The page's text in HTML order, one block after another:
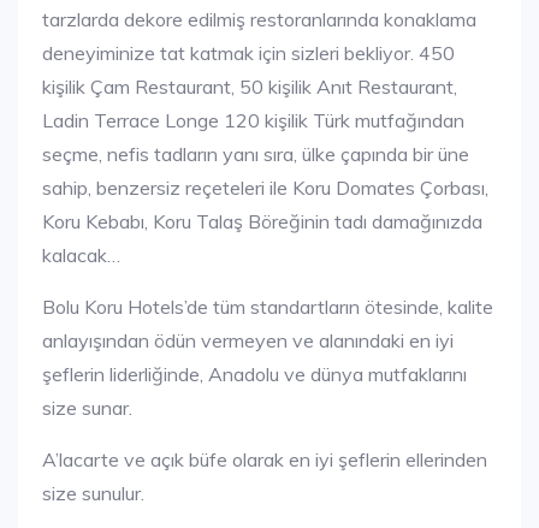
tarzlarda dekore edilmiş restoranlarında konaklama
deneyiminize tat katmak için sizleri bekliyor. 450
kişilik Çam Restaurant, 50 kişilik Anıt Restaurant,
Ladin Terrace Longe 120 kişilik Türk mutfağından
seçme, nefis tadların yanı sıra, ülke çapında bir üne
sahip, benzersiz reçeteleri ile Koru Domates Çorbası,
Koru Kebabı, Koru Talaş Böreğinin tadı damağınızda
kalacak…
Bolu Koru Hotels’de tüm standartların ötesinde, kalite
anlayışından ödün vermeyen ve alanındaki en iyi
şeflerin liderliğinde, Anadolu ve dünya mutfaklarını
size sunar.
A’lacarte ve açık büfe olarak en iyi şeflerin ellerinden
size sunulur.